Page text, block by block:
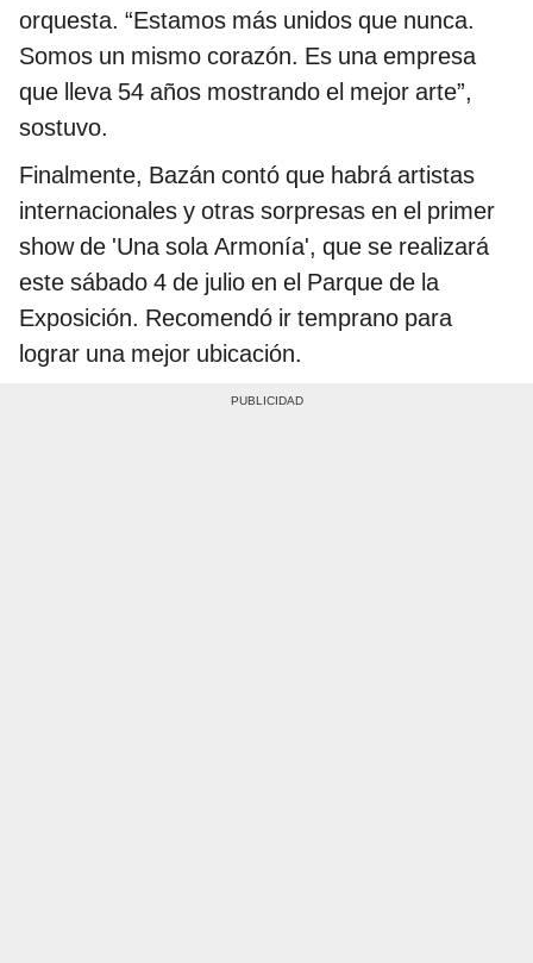
orquesta. “Estamos más unidos que nunca.
Somos un mismo corazón. Es una empresa
que lleva 54 años mostrando el mejor arte”,
sostuvo.
Finalmente, Bazán contó que habrá artistas
internacionales y otras sorpresas en el primer
show de 'Una sola Armonía', que se realizará
este sábado 4 de julio en el Parque de la
Exposición. Recomendó ir temprano para
lograr una mejor ubicación.